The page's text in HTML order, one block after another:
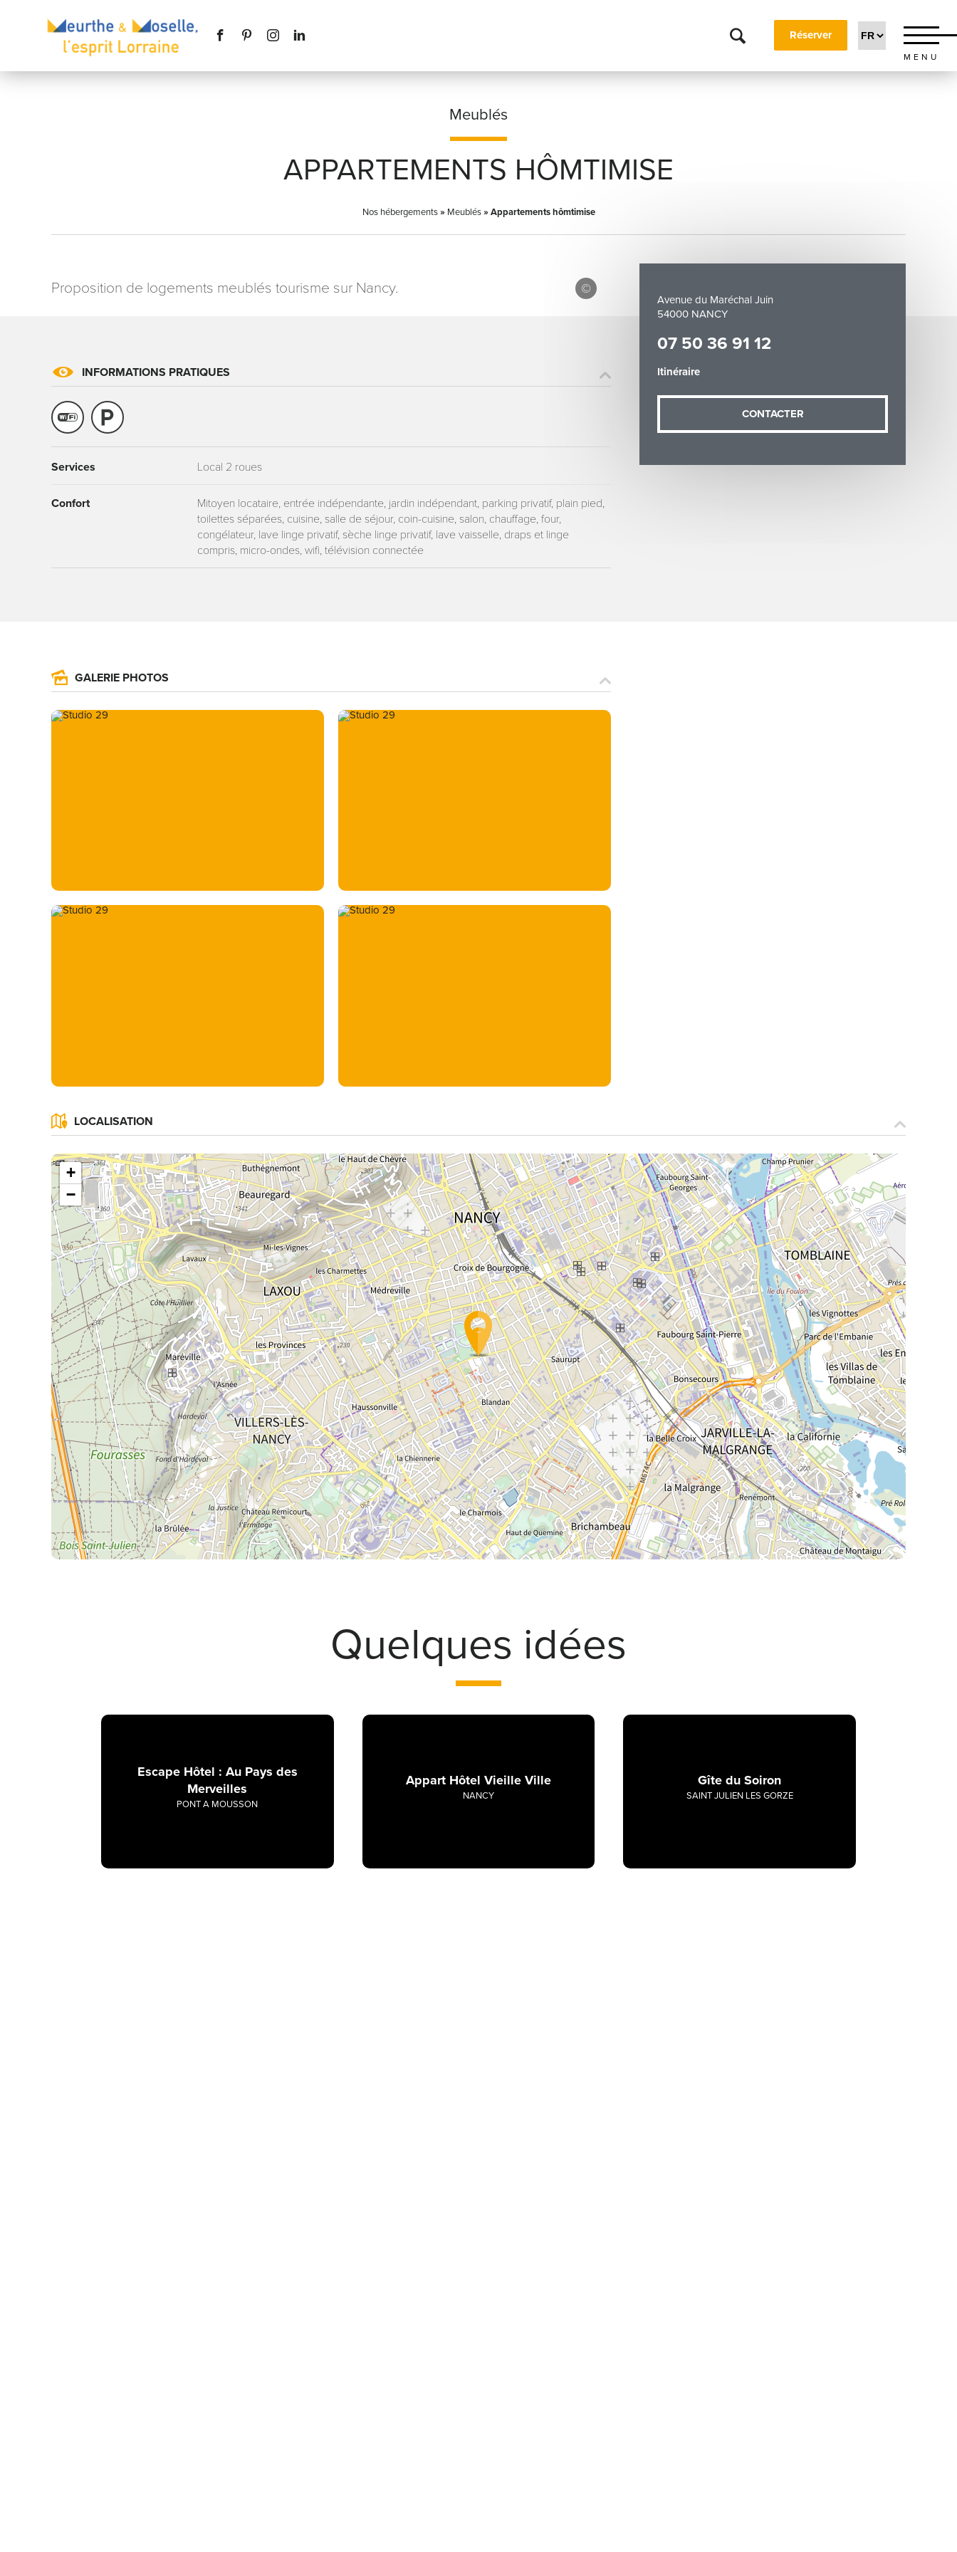
Réserver
MENU
La Meurthe & Moselle en instantanée,
recherchez ce que vous voulez
Meublés
APPARTEMENTS HÔMTIMISE
Nos hébergements» Meublés»Appartements hômtimise
Avenue du Maréchal Juin
54000 NANCY
07 50 36 91 12
Itinéraire
CONTACTER
Proposition de logements meublés tourisme sur Nancy.
INFORMATIONS PRATIQUES
Services Local 2 roues
Confort
Mitoyen locataire, entrée indépendante, jardin indépendant, parking privatif, plain pied,
toilettes séparées, cuisine, salle de séjour, coin-cuisine, salon, chauffage, four,
congélateur, lave linge privatif, sèche linge privatif, lave vaisselle, draps et linge
compris, micro-ondes, wifi, télévision connectée
GALERIE PHOTOS
LOCALISATION
+
−
Quelques idées
Escape Hôtel : Au Pays des
Merveilles
PONT A MOUSSON
Appart Hôtel Vieille Ville
NANCY
Gîte du Soiron
SAINT JULIEN LES GORZE
Nom* Prénom
Les informations recueillies à partir de ce formulaire sont nécessaires au traitement de votre demande (sauf
mention contraire). Vous disposez d’un droit d’accès, de rectification et d’opposition aux données vous
reCAPTCHA